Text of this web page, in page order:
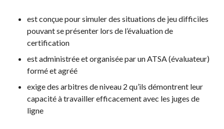
est conçue pour simuler des situations de jeu difficiles
pouvant se présenter lors de l’évaluation de
certification
est administrée et organisée par un ATSA (évaluateur)
formé et agréé
exige des arbitres de niveau 2 qu’ils démontrent leur
capacité à travailler efficacement avec les juges de
ligne